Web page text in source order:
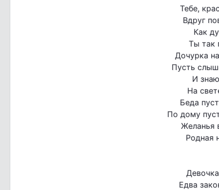
Тебе,
Вдруг
Как
Ты так
Дочурка
Пусть
И
На
Беда
По дому
Желанья
Родная
Едва